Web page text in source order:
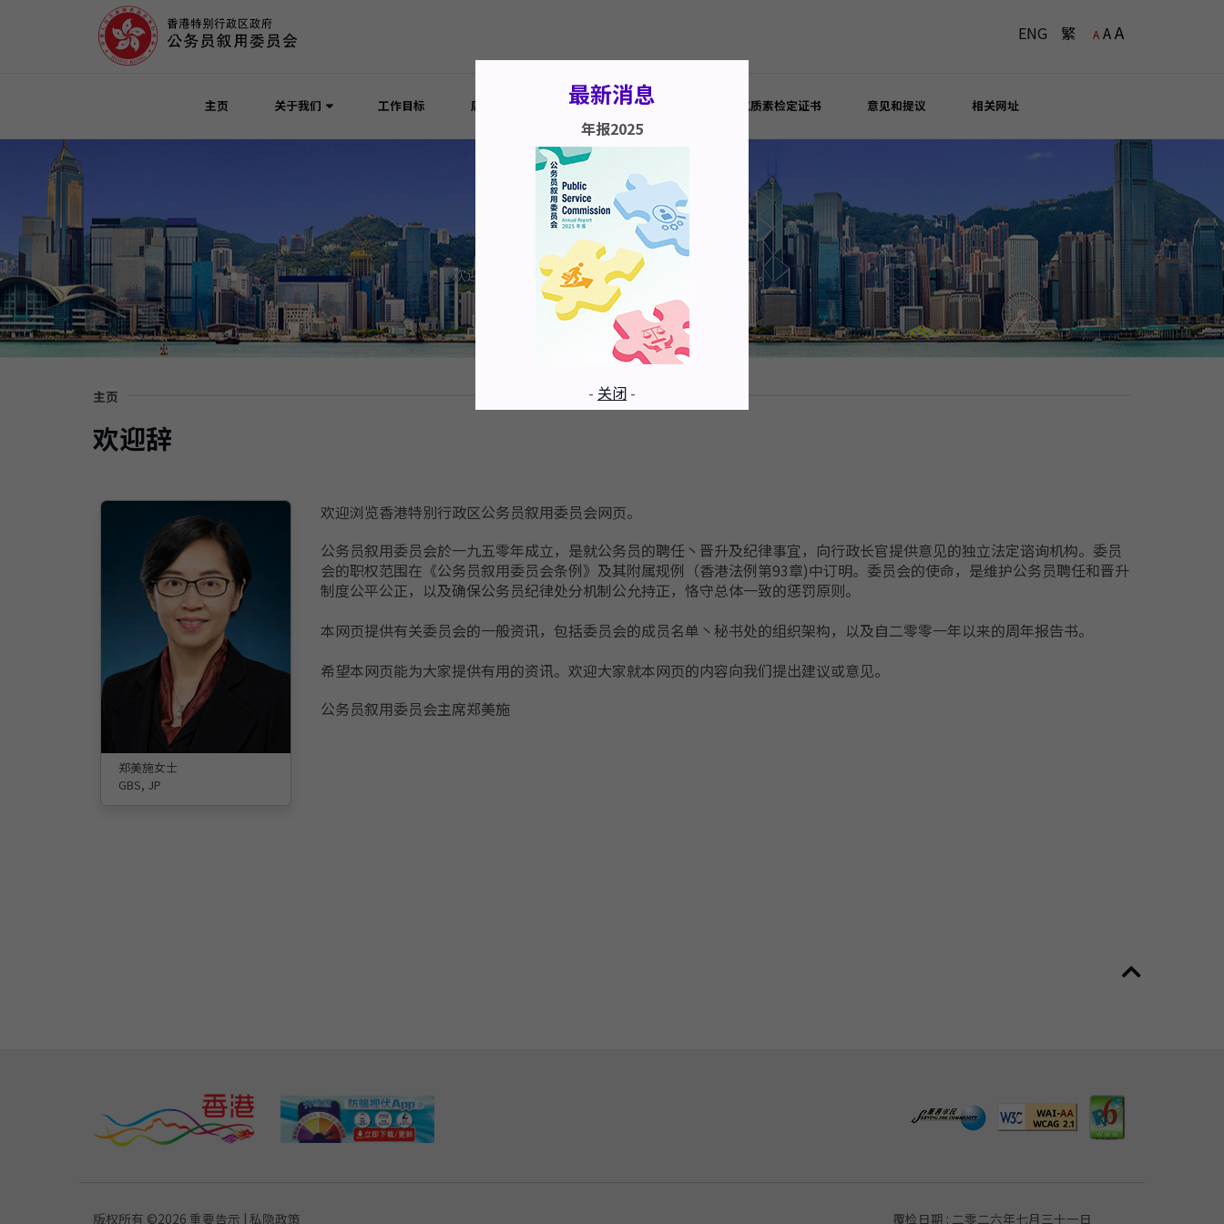
ENG 繁 A AA
主页 关于我们 工作目标 周年报告书 公开资料守则 室内空气质素检定证书 意见和提议 相关网址
欢迎辞
欢迎浏览香港特别行政区公务员叙用委员会网页。
主页
欢迎辞
郑美施女士
GBS, JP
欢迎浏览香港特别行政区公务员叙用委员会网页。
公务员叙用委员会於一九五零年成立，是就公务员的聘任丶晋升及纪律事宜，向行政长官提供意见的独立法定谘询机构。委员
会的职权范围在《公务员叙用委员会条例》及其附属规例（香港法例第93章)中订明。委员会的使命，是维护公务员聘任和晋升
制度公平公正，以及确保公务员纪律处分机制公允持正，恪守总体一致的惩罚原则。
本网页提供有关委员会的一般资讯，包括委员会的成员名单丶秘书处的组织架构，以及自二零零一年以来的周年报告书。
希望本网页能为大家提供有用的资讯。欢迎大家就本网页的内容向我们提出建议或意见。
公务员叙用委员会主席郑美施
版权所有 ©2026 重要告示 | 私隐政策 覆检日期 : 二零二六年七月三十一日
最新消息
年报2025
- 关闭 -